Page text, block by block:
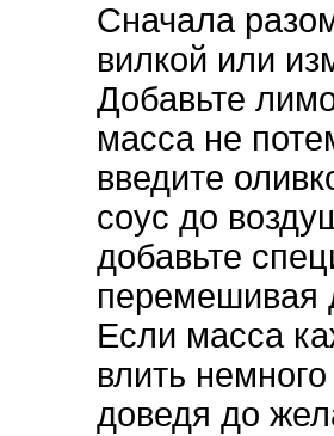
Сначала
вилкой или
Добавьте
масса не
введите
соус до
добавьте
перемешивая
Если масса
влить
доведя до